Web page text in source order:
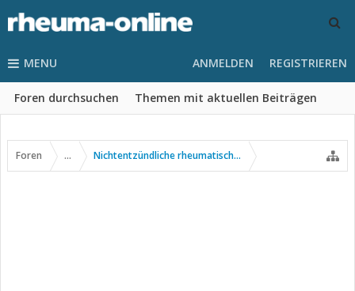
MENU
Foren durchsuchen Themen mit aktuellen Beiträgen
ANMELDEN REGISTRIEREN
Foren ... Nichtentzündliche rheumatische Erkrankungen